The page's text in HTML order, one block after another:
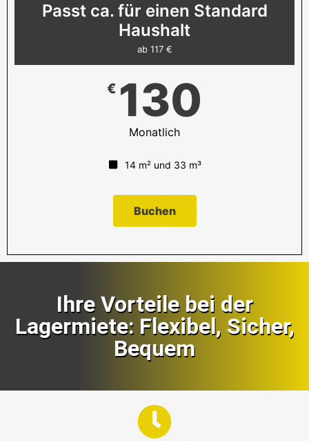
Passt ca. für einen Standard
Haushalt
ab 117 €
€ 130
Monatlich
14 m² und 33 m³
Buchen
Ihre Vorteile bei der
Lagermiete: Flexibel, Sicher,
Bequem